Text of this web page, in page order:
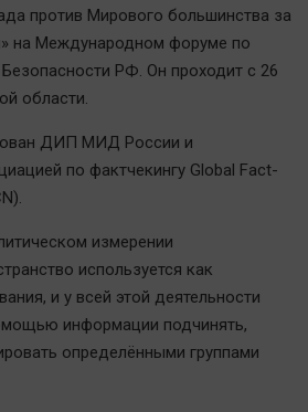
против Мирового большинства за
на Международном форуме по
РФ. Он проходит с 26
области.
ДИП МИД России и
по фактчекингу Global Fact-
измерении
используется как
и у всей этой деятельности
информации подчинять,
определёнными группами